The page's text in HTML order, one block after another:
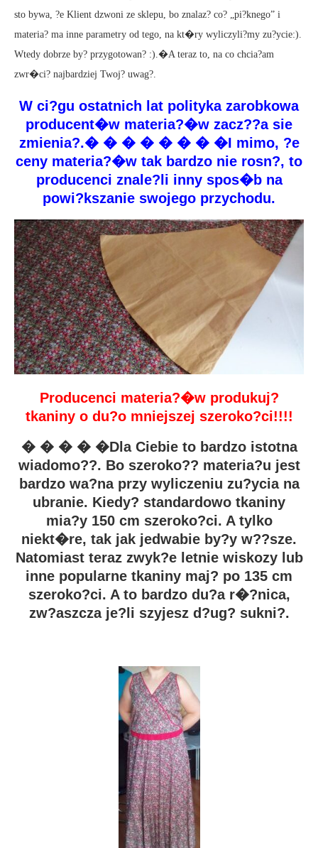
sto bywa, ?e Klient dzwoni ze sklepu, bo znalaz? co? „pi?knego” i
materia? ma inne parametry od tego, na kt�ry wyliczyli?my zu?ycie:).
Wtedy dobrze by? przygotowan? :).�A teraz to, na co chcia?am
zwr�ci? najbardziej Twoj? uwag?.
W ci?gu ostatnich lat polityka zarobkowa
producent�w materia?�w zacz??a sie
zmienia?.� � � � � � � �I mimo, ?e
ceny materia?�w tak bardzo nie rosn?, to
producenci znale?li inny spos�b na
powi?kszanie swojego przychodu.
Producenci materia?�w produkuj?
tkaniny o du?o mniejszej szeroko?ci!!!!
� � � � �Dla Ciebie to bardzo istotna
wiadomo??. Bo szeroko?? materia?u jest
bardzo wa?na przy wyliczeniu zu?ycia na
ubranie. Kiedy? standardowo tkaniny
mia?y 150 cm szeroko?ci. A tylko
niekt�re, tak jak jedwabie by?y w??sze.
Natomiast teraz zwyk?e letnie wiskozy lub
inne popularne tkaniny maj? po 135 cm
szeroko?ci. A to bardzo du?a r�?nica,
zw?aszcza je?li szyjesz d?ug? sukni?.